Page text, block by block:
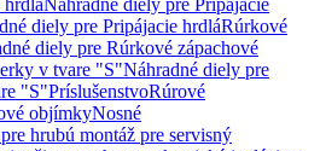
hrdláNáhradné diely pre Pripájacie
diely pre Pripájacie hrdláRúrkové
diely pre Rúrkové zápachové
v tvare "S"Náhradné diely pre
"S"PríslušenstvoRúrové
objímkyNosné
hrubú montáž pre servisný